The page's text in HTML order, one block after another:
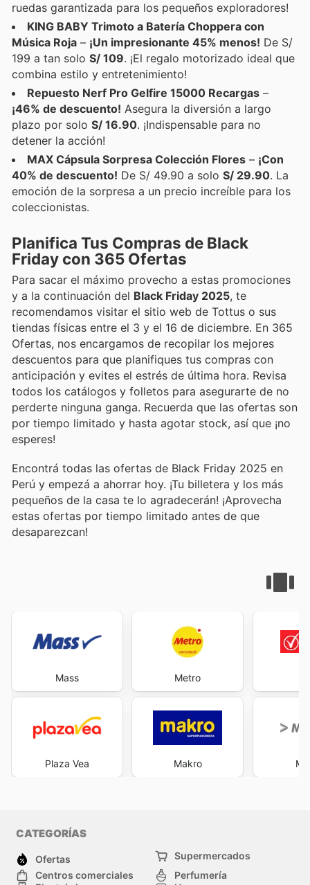
ruedas garantizada para los pequeños exploradores!
KING BABY Trimoto a Batería Choppera con
Música Roja – ¡Un impresionante 45% menos! De S/
199 a tan solo S/ 109. ¡El regalo motorizado ideal que
combina estilo y entretenimiento!
Repuesto Nerf Pro Gelfire 15000 Recargas –
¡46% de descuento! Asegura la diversión a largo
plazo por solo S/ 16.90. ¡Indispensable para no
detener la acción!
MAX Cápsula Sorpresa Colección Flores – ¡Con
40% de descuento! De S/ 49.90 a solo S/ 29.90. La
emoción de la sorpresa a un precio increíble para los
coleccionistas.
Planifica Tus Compras de Black
Friday con 365 Ofertas
Para sacar el máximo provecho a estas promociones
y a la continuación del Black Friday 2025, te
recomendamos visitar el sitio web de Tottus o sus
tiendas físicas entre el 3 y el 16 de diciembre. En 365
Ofertas, nos encargamos de recopilar los mejores
descuentos para que planifiques tus compras con
anticipación y evites el estrés de última hora. Revisa
todos los catálogos y folletos para asegurarte de no
perderte ninguna ganga. Recuerda que las ofertas son
por tiempo limitado y hasta agotar stock, así que ¡no
esperes!
Encontrá todas las ofertas de Black Friday 2025 en
Perú y empezá a ahorrar hoy. ¡Tu billetera y los más
pequeños de la casa te lo agradecerán! ¡Aprovecha
estas ofertas por tiempo limitado antes de que
desaparezcan!
Mass
Plaza Vea
Metro
Makro
CATEGORÍAS
Ofertas
Supermercados
Centros comerciales
Perfumería